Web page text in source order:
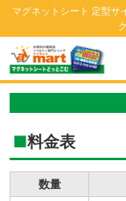
マグネットシート 定型サ
料金表
数量